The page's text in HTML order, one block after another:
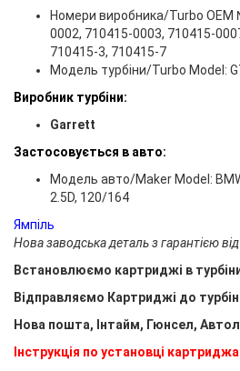
Номери виробника/Turbo
0002, 710415-0003, 710415-
710415-3, 710415-7
Модель турбіни/Turbo Model:
Виробник турбіни:
Garrett
Застосовується в авто:
Модель авто/Maker Model:
2.5D, 120/164
Ямпіль
Нова заводська деталь з гарантією
Встановлюємо картриджі в
Відправляємо Картриджі до
Нова пошта, Інтайм, Гюнсел,
Інструкція по установці картриджа